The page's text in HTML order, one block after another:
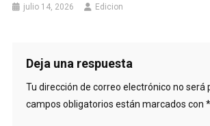
julio 14, 2026 Edicion
Deja una respuesta
Tu dirección de correo electrónico no será
campos obligatorios están marcados con *